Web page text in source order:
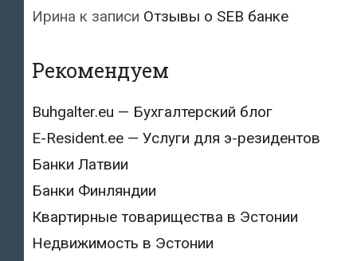
Ирина к записи Отзывы о SEB банке
Рекомендуем
Buhgalter.eu — Бухгалтерский блог
E-Resident.ee — Услуги для э-резидентов
Банки Латвии
Банки Финляндии
Квартирные товарищества в Эстонии
Недвижимость в Эстонии